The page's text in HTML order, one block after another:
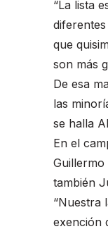
“La lista
que
son más
De esa
las
se halla
En el
Guillermo
también
“Nuestra
exención